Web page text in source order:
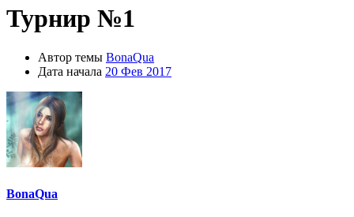
Турнир №1
Автор темы BonaQua
Дата начала 20 Фев 2017
BonaQua